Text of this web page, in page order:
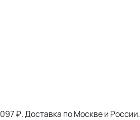
₽. Доставка по Москве и России.